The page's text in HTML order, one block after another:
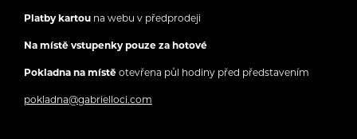
Platby kartou na webu v předprodeji
Na místě vstupenky pouze za hotové
Pokladna na místě otevřena půl hodiny před představením
pokladna@gabrielloci.com